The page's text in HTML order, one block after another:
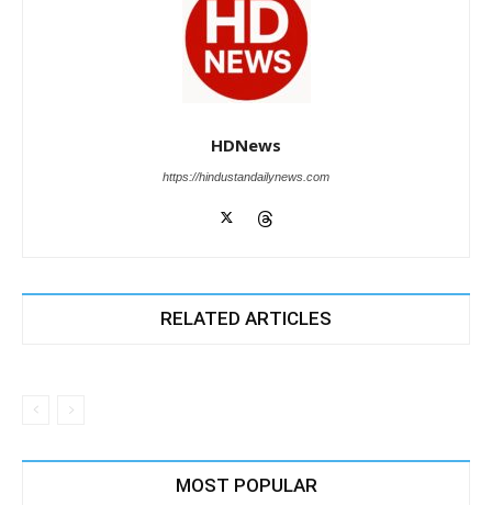
HDNews
https://hindustandailynews.com
RELATED ARTICLES
MOST POPULAR